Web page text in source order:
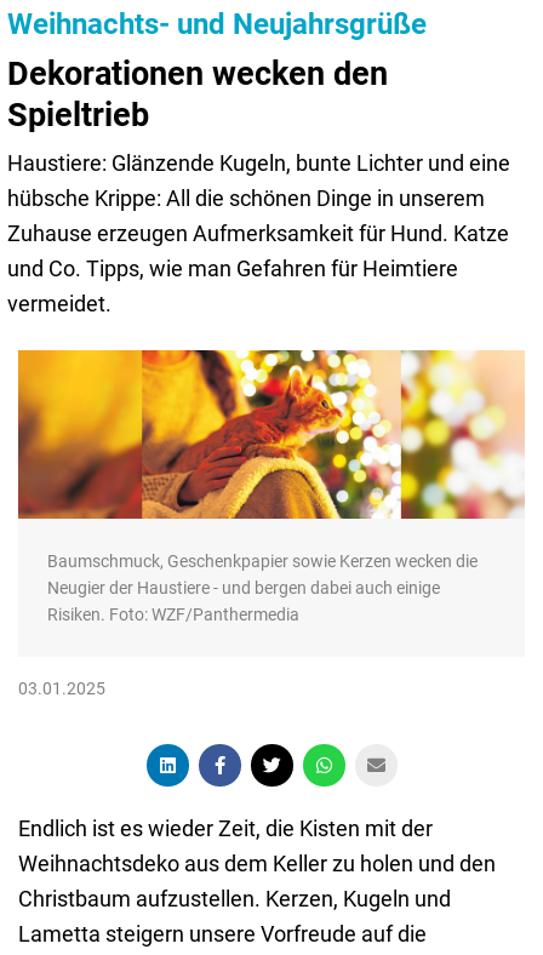
Weihnachts- und Neujahrsgrüße
Dekorationen wecken den
Spieltrieb
Haustiere: Glänzende Kugeln, bunte Lichter und eine
hübsche Krippe: All die schönen Dinge in unserem
Zuhause erzeugen Aufmerksamkeit für Hund. Katze
und Co. Tipps, wie man Gefahren für Heimtiere
vermeidet.
Baumschmuck, Geschenkpapier sowie Kerzen wecken die
Neugier der Haustiere - und bergen dabei auch einige
Risiken. Foto: WZF/Panthermedia
03.01.2025
Endlich ist es wieder Zeit, die Kisten mit der
Weihnachtsdeko aus dem Keller zu holen und den
Christbaum aufzustellen. Kerzen, Kugeln und
Lametta steigern unsere Vorfreude auf die